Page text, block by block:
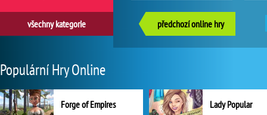
předchozí online hry
všechny kategorie
Populární Hry Online
Forge of Empires Lady Popular